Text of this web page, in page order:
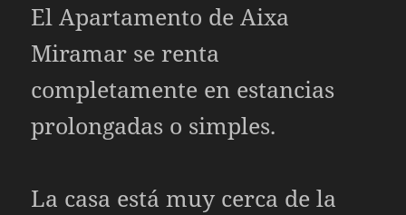
El Apartamento de Aixa
Miramar se renta
completamente en estancias
prolongadas o simples.
La casa está muy cerca de la